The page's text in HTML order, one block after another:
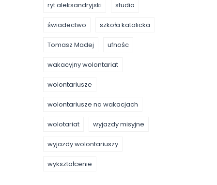
ryt aleksandryjski studia
świadectwo szkoła katolicka
Tomasz Madej ufnośc
wakacyjny wolontariat
wolontariusze
wolontariusze na wakacjach
wolotariat wyjazdy misyjne
wyjazdy wolontariuszy
wykształcenie